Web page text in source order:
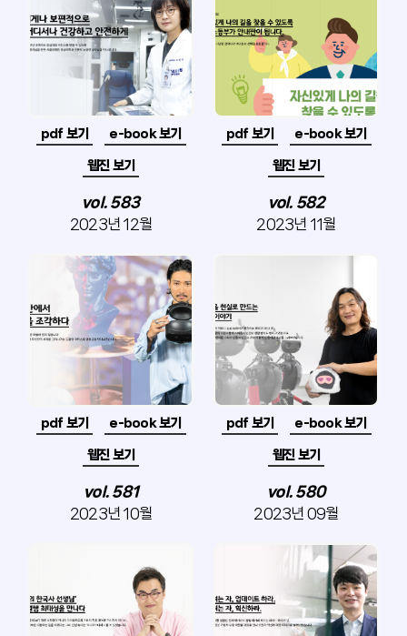
pdf 보기 e-book 보기
웹진 보기
vol. 583
2023년 12월
pdf 보기 e-book 보기
웹진 보기
vol. 582
2023년 11월
pdf 보기 e-book 보기
웹진 보기
vol. 581
2023년 10월
pdf 보기 e-book 보기
웹진 보기
vol. 580
2023년 09월